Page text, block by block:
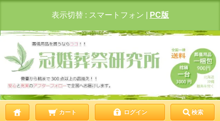
表示切替 : スマートフォン PC版
カート ログイン 検索